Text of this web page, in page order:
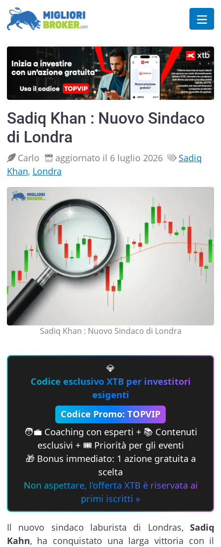
Sadiq Khan : Nuovo Sindaco
di Londra
Carlo aggiornato il 6 luglio 2026
Sadiq
Khan, Londra
Sadiq Khan : Nuovo Sindaco di Londra
💎
Codice esclusivo XTB per investitori
esigenti
Codice Promo: TOPVIP
🧑‍💼 Coaching con esperti + 📚 Contenuti
esclusivi + 🎟 Priorità per gli eventi
🎁 Bonus immediato: 1 azione gratuita a
scelta
Non aspettare, l’offerta XTB è riservata ai
primi iscritti »
Il nuovo sindaco laburista di Londras,Sadiq
Kahn, ha conquistato una larga vittoria con il